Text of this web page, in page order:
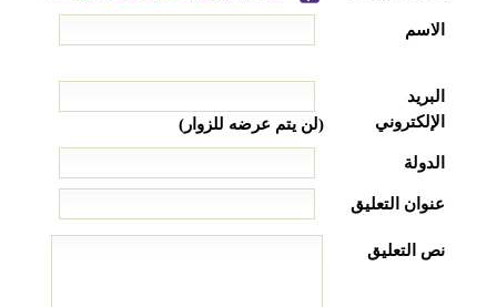
الاسم
البريد
الإلكتروني
(لن يتم عرضه للزوار)
الدولة
عنوان التعليق
نص التعليق